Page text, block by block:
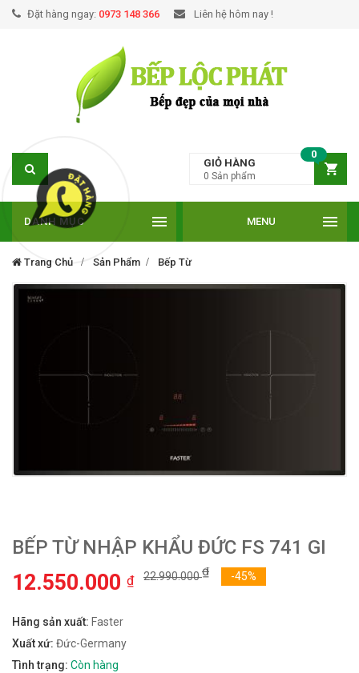
Đặt hàng ngay: 0973 148 366 Liên hệ hôm nay !
GIỎ HÀNG
0
0 Sản phẩm
DANH MỤC MENU
Trang Chủ Sản Phẩm Bếp Từ
BẾP TỪ NHẬP KHẨU ĐỨC FS 741 GI
12.550.000 ₫ 22.990.000₫ -45%
Hãng sản xuất: Faster
Xuất xứ: Đức-Germany
Tình trạng: Còn hàng